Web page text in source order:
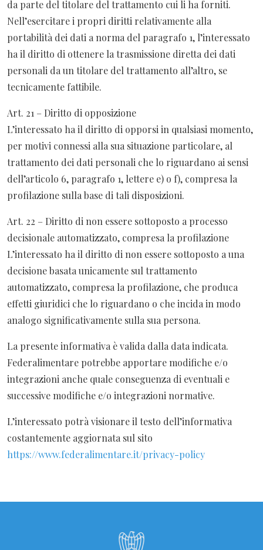
da parte del titolare del trattamento cui li ha forniti.
Nell’esercitare i propri diritti relativamente alla
portabilità dei dati a norma del paragrafo 1, l’interessato
ha il diritto di ottenere la trasmissione diretta dei dati
personali da un titolare del trattamento all’altro, se
tecnicamente fattibile.
Art. 21 – Diritto di opposizione
L’interessato ha il diritto di opporsi in qualsiasi momento,
per motivi connessi alla sua situazione particolare, al
trattamento dei dati personali che lo riguardano ai sensi
dell’articolo 6, paragrafo 1, lettere e) o f), compresa la
profilazione sulla base di tali disposizioni.
Art. 22 – Diritto di non essere sottoposto a processo
decisionale automatizzato, compresa la profilazione
L’interessato ha il diritto di non essere sottoposto a una
decisione basata unicamente sul trattamento
automatizzato, compresa la profilazione, che produca
effetti giuridici che lo riguardano o che incida in modo
analogo significativamente sulla sua persona.
La presente informativa è valida dalla data indicata.
Federalimentare potrebbe apportare modifiche e/o
integrazioni anche quale conseguenza di eventuali e
successive modifiche e/o integrazioni normative.
L’interessato potrà visionare il testo dell’informativa
costantemente aggiornata sul sito
https://www.federalimentare.it/privacy-policy